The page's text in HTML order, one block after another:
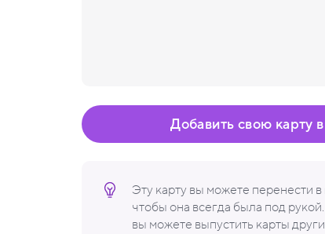
Эту карту вы можете перенести
чтобы она всегда была под
вы можете выпустить карты
Добавить свою карту